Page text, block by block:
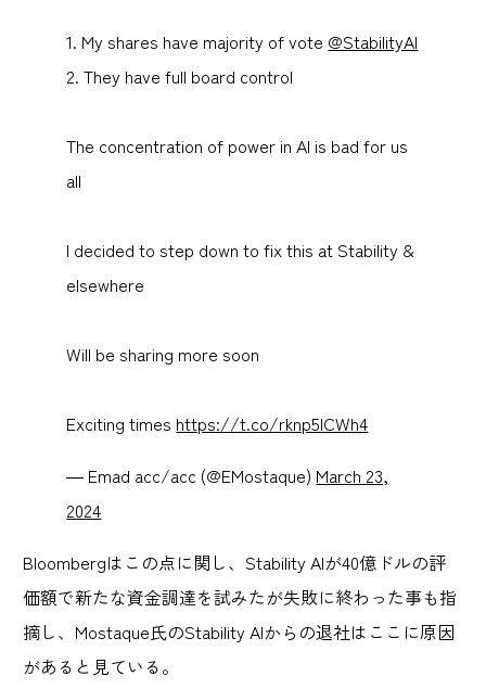
1. My shares have majority of vote @StabilityAI
2. They have full board control
The concentration of power in AI is bad for us
all
I decided to step down to fix this at Stability &
elsewhere
Will be sharing more soon
Exciting times https://t.co/rknp5lCWh4
— Emad acc/acc (@EMostaque) March 23,
2024
Bloombergはこの点に関し、Stability AIが40億ドルの評
価額で新たな資金調達を試みたが失敗に終わった事も指
摘し、Mostaque氏のStability AIからの退社はここに原因
があると見ている。